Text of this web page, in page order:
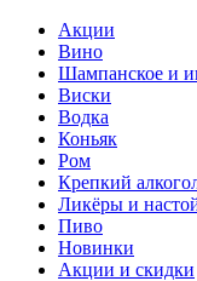
Акции
Вино
Шампанское и
Виски
Водка
Коньяк
Ром
Крепкий
Ликёры и
Пиво
Новинки
Акции и скидки